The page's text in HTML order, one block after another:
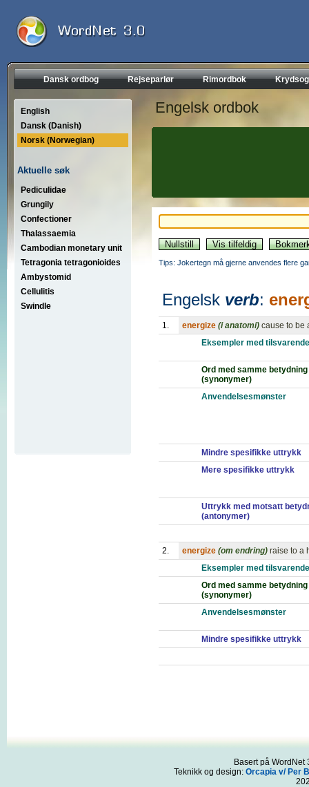
Dansk ordbog Rejseparlør Rimordbok
English
Dansk (Danish)
Norsk (Norwegian)
Aktuelle søk
Pediculidae
Grungily
Confectioner
Thalassaemia
Cambodian monetary unit
Tetragonia tetragonioides
Ambystomid
Cellulitis
Swindle
Engelsk ordbok
Tips: Jokertegn må gjerne anvendes flere
Engelsk verb:
1. energize (i anatomi) cause to be
Eksempler med
Ord med samme betydning
(synonymer)
Anvendelsesmønster
Mindre spesifikke uttrykk
Mere spesifikke uttrykk
Uttrykk med motsatt
(antonymer)
2. energize (om endring) raise to a
Eksempler med
Ord med samme betydning
(synonymer)
Anvendelsesmønster
Mindre spesifikke uttrykk
Basert på
Teknikk og design: Orcapia v/ Per